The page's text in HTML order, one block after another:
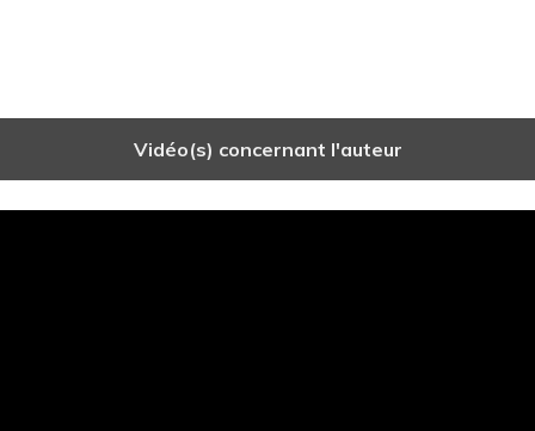
Vidéo(s) concernant l'auteur